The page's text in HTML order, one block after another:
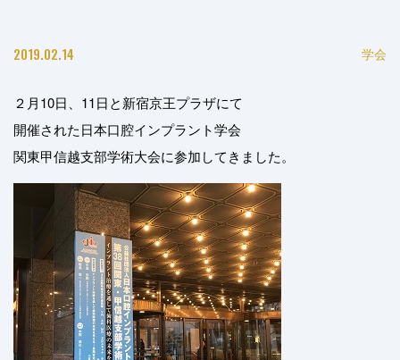
2019.02.14 学会
２月10日、11日と新宿京王プラザにて
開催された日本口腔インプラント学会
関東甲信越支部学術大会に参加してきました。